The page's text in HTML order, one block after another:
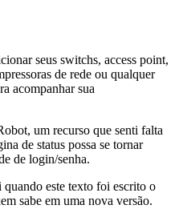
seus switchs, access point,
de rede ou qualquer
acompanhar sua
um recurso que senti falta
de status possa se tornar
de login/senha.
quando este texto foi escrito o
sabe em uma nova versão.